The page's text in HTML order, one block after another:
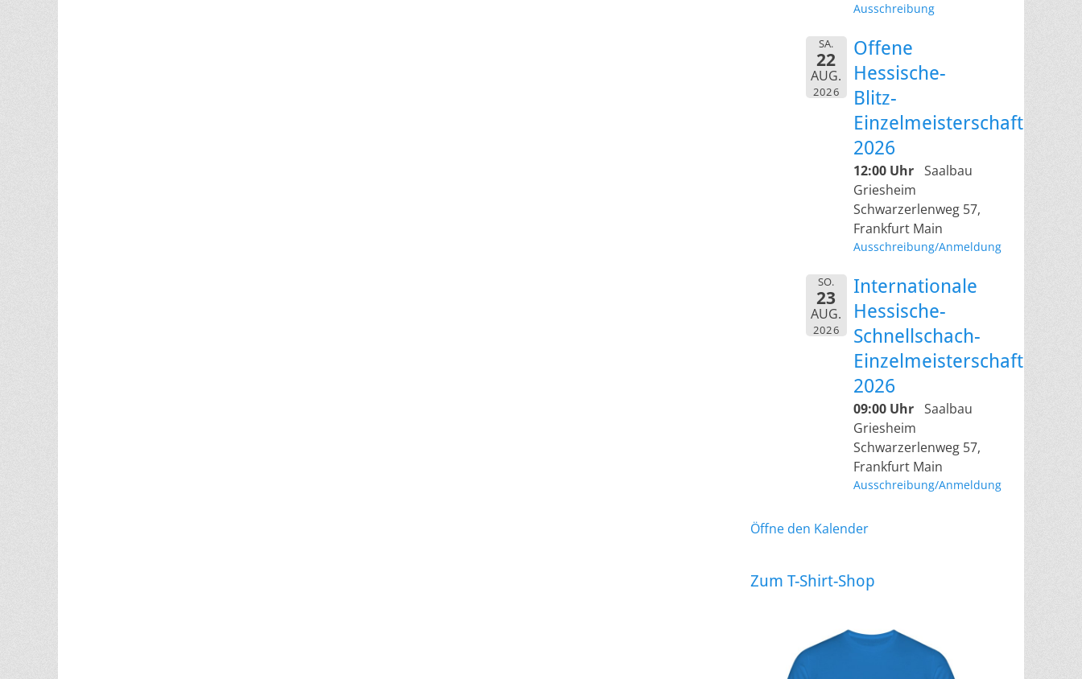
Ausschreibung
SA.
22
AUG.
2026
Offene
Hessische-
Blitz-
Einzelmeisterschaft
2026
12:00 Uhr Saalbau
Griesheim
Schwarzerlenweg 57,
Frankfurt Main
Ausschreibung/Anmeldung
SO.
23
AUG.
2026
Internationale
Hessische-
Schnellschach-
Einzelmeisterschaft
2026
09:00 Uhr Saalbau
Griesheim
Schwarzerlenweg 57,
Frankfurt Main
Ausschreibung/Anmeldung
Öffne den Kalender
Zum T-Shirt-Shop